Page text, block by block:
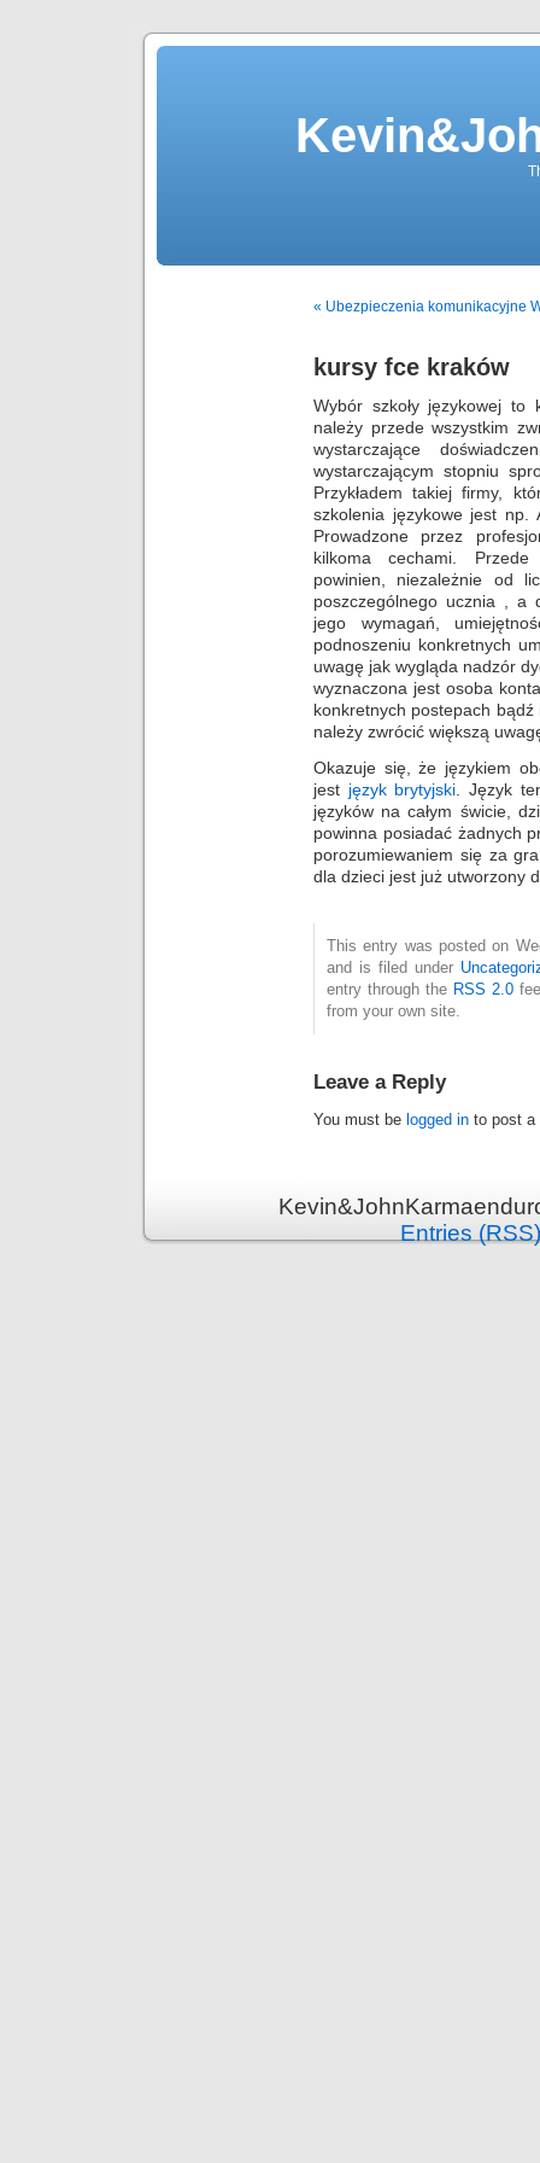
« Ubezpieczenia komunikacyjne
kursy fce kraków
Wybór szkoły językowej to
należy przede wszystkim
wystarczające
wystarczającym stopniu
Przykładem takiej firmy,
szkolenia językowe jest
Prowadzone przez
kilkoma cechami.
powinien, niezależnie od
poszczególnego ucznia , a
jego wymagań,
podnoszeniu konkretnych
uwagę jak wygląda nadzór
wyznaczona jest osoba
konkretnych postepach
należy zwrócić większą
Okazuje się, że językiem
jest język brytyjski . Język
języków na całym świcie,
powinna posiadać żadnych
porozumiewaniem się za
dla dzieci jest już utworzony
This entry was posted on
and is filed under
entry through the RSS 2.0
from your own site.
Leave a Reply
You must be logged in to post a
Entries (RSS)